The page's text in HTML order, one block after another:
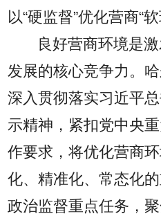
以“硬监督”优化营商“
良好营商环境是
发展的核心竞争力。
深入贯彻落实习近平
示精神，紧扣党中央
作要求，将优化营商
化、精准化、常态化
政治监督重点任务，